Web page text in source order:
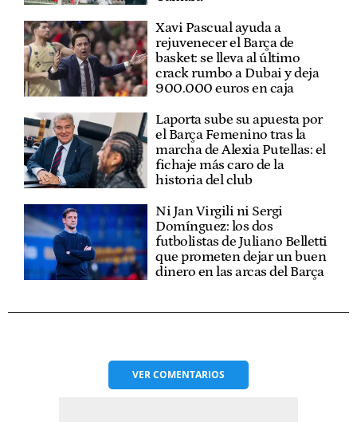
Xavi Pascual ayuda a
rejuvenecer el Barça de
basket: se lleva al último
crack rumbo a Dubai y deja
900.000 euros en caja
Laporta sube su apuesta por
el Barça Femenino tras la
marcha de Alexia Putellas: el
fichaje más caro de la
historia del club
Ni Jan Virgili ni Sergi
Domínguez: los dos
futbolistas de Juliano Belletti
que prometen dejar un buen
dinero en las arcas del Barça
VERCOMENTARIOS